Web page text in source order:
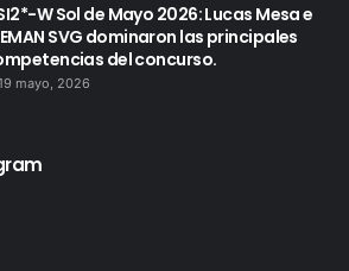
W Sol de Mayo 2026: Lucas Mesa e
SVG dominaron las principales
del concurso.
mayo, 2026